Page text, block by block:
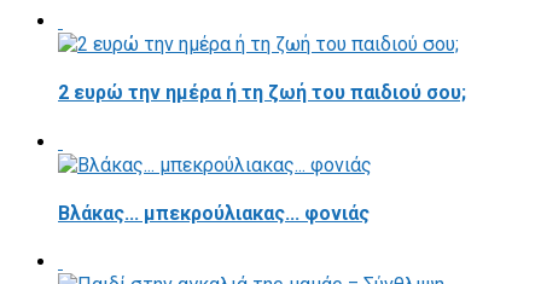
2 ευρώ την ημέρα ή τη ζωή του παιδιού σου;
Βλάκας... μπεκρούλιακας... φονιάς